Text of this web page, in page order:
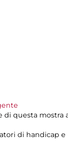
di questa mostra
di handicap e